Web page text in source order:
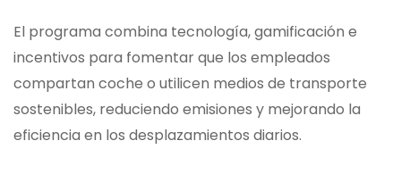
El programa combina tecnología, gamificación e
incentivos para fomentar que los empleados
compartan coche o utilicen medios de transporte
sostenibles, reduciendo emisiones y mejorando la
eficiencia en los desplazamientos diarios.